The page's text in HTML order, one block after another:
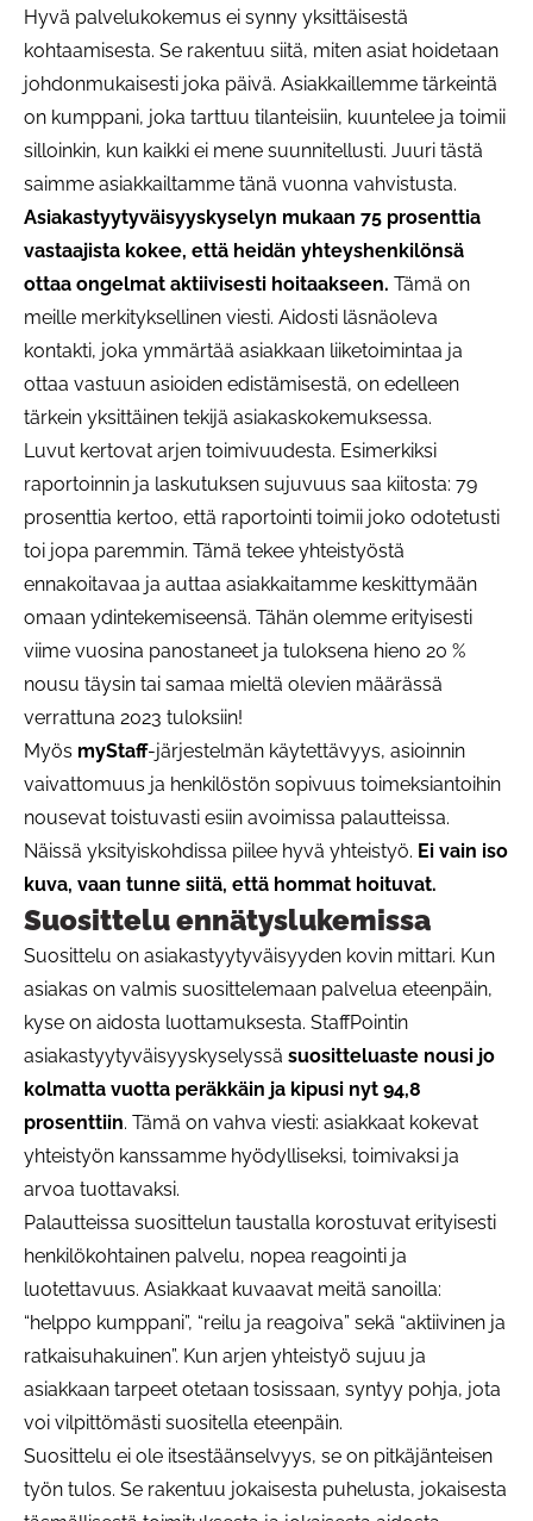
Hyvä palvelukokemus ei synny yksittäisestä
kohtaamisesta. Se rakentuu siitä, miten asiat hoidetaan
johdonmukaisesti joka päivä. Asiakkaillemme tärkeintä
on kumppani, joka tarttuu tilanteisiin, kuuntelee ja toimii
silloinkin, kun kaikki ei mene suunnitellusti. Juuri tästä
saimme asiakkailtamme tänä vuonna vahvistusta.
Asiakastyytyväisyyskyselyn mukaan 75 prosenttia
vastaajista kokee, että heidän yhteyshenkilönsä
ottaa ongelmat aktiivisesti hoitaakseen. Tämä on
meille merkityksellinen viesti. Aidosti läsnäoleva
kontakti, joka ymmärtää asiakkaan liiketoimintaa ja
ottaa vastuun asioiden edistämisestä, on edelleen
tärkein yksittäinen tekijä asiakaskokemuksessa.
Luvut kertovat arjen toimivuudesta. Esimerkiksi
raportoinnin ja laskutuksen sujuvuus saa kiitosta: 79
prosenttia kertoo, että raportointi toimii joko odotetusti
toi jopa paremmin. Tämä tekee yhteistyöstä
ennakoitavaa ja auttaa asiakkaitamme keskittymään
omaan ydintekemiseensä. Tähän olemme erityisesti
viime vuosina panostaneet ja tuloksena hieno 20 %
nousu täysin tai samaa mieltä olevien määrässä
verrattuna 2023 tuloksiin!
Myös myStaff-järjestelmän käytettävyys, asioinnin
vaivattomuus ja henkilöstön sopivuus toimeksiantoihin
nousevat toistuvasti esiin avoimissa palautteissa.
Näissä yksityiskohdissa piilee hyvä yhteistyö. Ei vain iso
kuva, vaan tunne siitä, että hommat hoituvat.
Suosittelu ennätyslukemissa
Suosittelu on asiakastyytyväisyyden kovin mittari. Kun
asiakas on valmis suosittelemaan palvelua eteenpäin,
kyse on aidosta luottamuksesta. StaffPointin
asiakastyytyväisyyskyselyssä suositteluaste nousi jo
kolmatta vuotta peräkkäin ja kipusi nyt 94,8
prosenttiin. Tämä on vahva viesti: asiakkaat kokevat
yhteistyön kanssamme hyödylliseksi, toimivaksi ja
arvoa tuottavaksi.
Palautteissa suosittelun taustalla korostuvat erityisesti
henkilökohtainen palvelu, nopea reagointi ja
luotettavuus. Asiakkaat kuvaavat meitä sanoilla:
“helppo kumppani”, “reilu ja reagoiva” sekä “aktiivinen ja
ratkaisuhakuinen”. Kun arjen yhteistyö sujuu ja
asiakkaan tarpeet otetaan tosissaan, syntyy pohja, jota
voi vilpittömästi suositella eteenpäin.
Suosittelu ei ole itsestäänselvyys, se on pitkäjänteisen
työn tulos. Se rakentuu jokaisesta puhelusta, jokaisesta